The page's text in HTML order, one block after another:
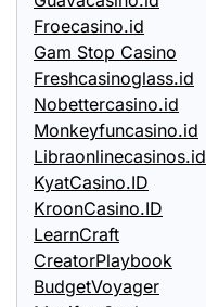
Froecasino.id
Gam Stop Casino
Freshcasinoglass.id
Nobettercasino.id
Monkeyfuncasino.id
Libraonlinecasinos.id
KyatCasino.ID
KroonCasino.ID
LearnCraft
CreatorPlaybook
BudgetVoyager